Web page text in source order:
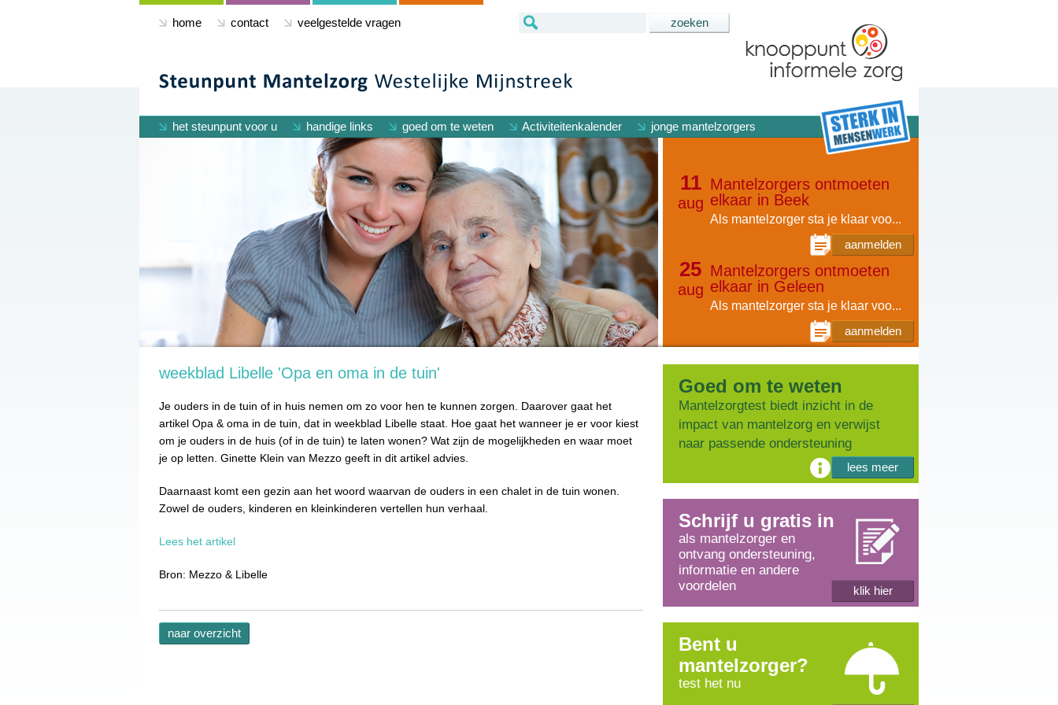
home contact veelgestelde vragen
het steunpunt voor u handige links goed om te weten Activiteitenkalender jonge mantelzorgers
11
aug
Mantelzorgers ontmoeten
elkaar in Beek
Als mantelzorger sta je klaar voo...
aanmelden
25
aug
Mantelzorgers ontmoeten
elkaar in Geleen
Als mantelzorger sta je klaar voo...
aanmelden
weekblad Libelle 'Opa en oma in de tuin'
Je ouders in de tuin of in huis nemen om zo voor hen te kunnen zorgen. Daarover gaat het
artikel Opa & oma in de tuin, dat in weekblad Libelle staat. Hoe gaat het wanneer je er voor kiest
om je ouders in de huis (of in de tuin) te laten wonen? Wat zijn de mogelijkheden en waar moet
je op letten. Ginette Klein van Mezzo geeft in dit artikel advies.
Daarnaast komt een gezin aan het woord waarvan de ouders in een chalet in de tuin wonen.
Zowel de ouders, kinderen en kleinkinderen vertellen hun verhaal.
Lees het artikel
Bron: Mezzo & Libelle
naar overzicht
Goed om te weten
Mantelzorgtest biedt inzicht in de
impact van mantelzorg en verwijst
naar passende ondersteuning
lees meer
Schrijf u gratis in
als mantelzorger en
ontvang ondersteuning,
informatie en andere
voordelen
klik hier
Bent u
mantelzorger?
test het nu